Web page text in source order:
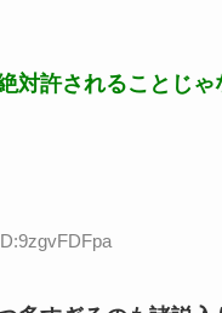
対許されることじゃ